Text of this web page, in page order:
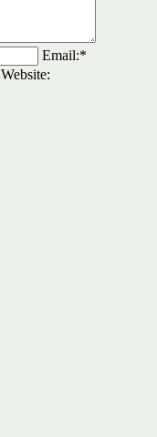
Email:*
Website: